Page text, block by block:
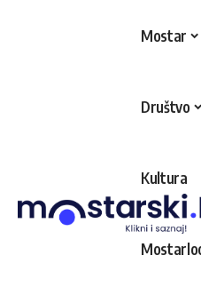
Mostar
Društvo
Kultura